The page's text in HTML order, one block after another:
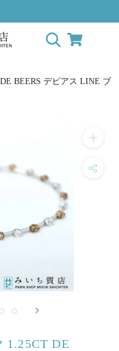
BEERS デビアス LINE ブ
1.25CT DE